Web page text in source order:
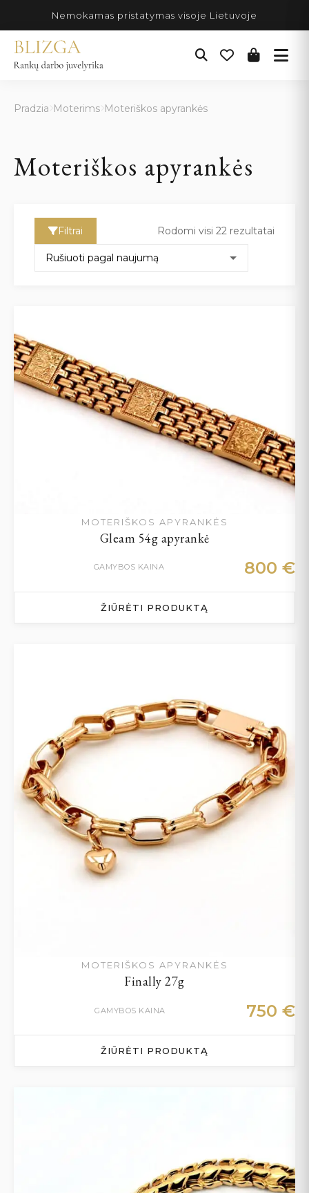
turinio
Nemokamas pristatymas visoje Lietuvoje
Pradzia Moterims Moteriškos apyrankės
Moteriškos apyrankės
Filtrai Rodomi visi 22 rezultatai
MOTERIŠKOS APYRANKĖS
Gleam 54g apyrankė
GAMYBOS KAINA 800 €
ŽIŪRĖTI PRODUKTĄ
MOTERIŠKOS APYRANKĖS
Finally 27g
GAMYBOS KAINA 750 €
ŽIŪRĖTI PRODUKTĄ